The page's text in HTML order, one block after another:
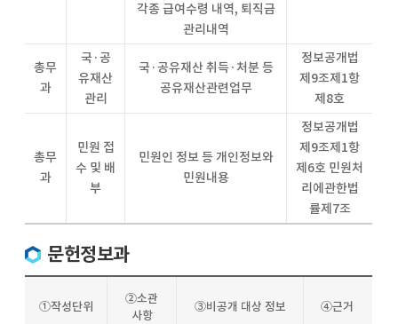
각종 급여수령 내역, 퇴직금
관리내역
총무
과
국·공
유재산
관리
국·공유재산 취득·처분 등
공유재산관련업무
정보공개법
제9조제1항
제8호
총무
과
민원 접
수 및 배
부
민원인 정보 등 개인정보와
민원내용
정보공개법
제9조제1항
제6호 민원처
리에관한법
률제7조
문헌정보과
①작성단위
②소관
사항
③비공개 대상 정보 ④근거